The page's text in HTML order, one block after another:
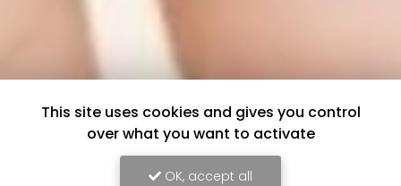
This site uses cookies and gives you control
over what you want to activate
OK, accept all